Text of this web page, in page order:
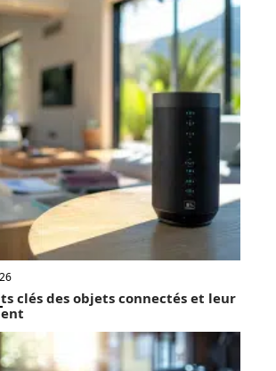
clés des objets connectés et leur